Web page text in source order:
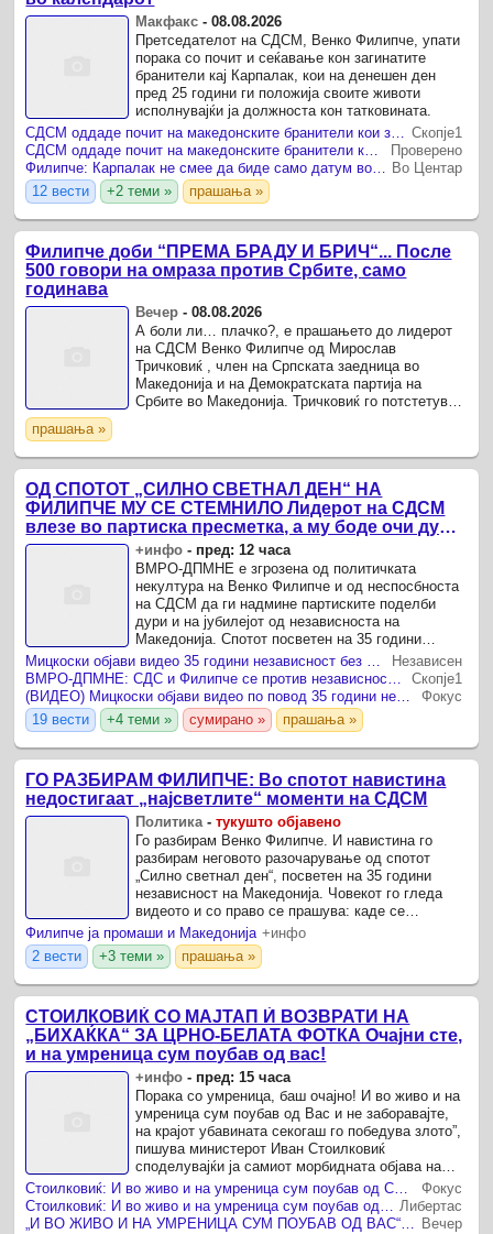
Макфакс -08.08.2026
Претседателот на СДСМ, Венко Филипче, упати
порака со почит и сеќавање кон загинатите
бранители кај Карпалак, кои на денешен ден
пред 25 години ги положија своите животи
исполнувајќи ја должноста кон татковината.
Скопје1
Проверено
Во Центар
12 вести
+2 теми » прашања »
Филипче доби “ПРЕМА БРАДУ И БРИЧ“... После
500 говори на омраза против Србите, само
годинава
Вечер -08.08.2026
А боли ли… плачко?, е прашањето до лидерот
на СДСМ Венко Филипче од Мирослав
Тричковиќ , член на Српската заедница во
Македонија и на Демократската партија на
Србите во Македонија. Тричковиќ го потстетува
прашања »
ОД СПОТОТ „СИЛНО СВЕТНАЛ ДЕН“ НА
ФИЛИПЧЕ МУ СЕ СТЕМНИЛО Лидерот на СДСМ
влезе во партиска пресметка, а му боде очи дури
и Киро Глигоров во спотот
+инфо - пред: 12 часа
ВМРО-ДПМНЕ е згрозена од политичката
некултура на Венко Филипче и од неспосбноста
на СДСМ да ги надмине партиските поделби
дури и на јубилејот од независноста на
Македонија. Спотот посветен на 35 години
независност на Македонија, во кој нема партиски
симболи, партиски пораки или ...
Независен
Скопје1
Фокус
19 вести
+4 теми » сумирано » прашања »
ГО РАЗБИРАМ ФИЛИПЧЕ: Во спотот навистина
недостигаат „најсветлите“ моменти на СДСМ
Политика-тукушто објавено
Го разбирам Венко Филипче. И навистина го
разбирам неговото разочарување од спотот
„Силно светнал ден“, посветен на 35 години
независност на Македонија. Човекот го гледа
видеото и со право се прашува: каде се
клучните моменти од „државотворната политика“
на СДСМ? Каде е ...
Филипче ја промаши и Македонија +инфо
2 вести
+3 теми » прашања »
СТОИЛКОВИЌ СО МАЈТАП Ѝ ВОЗВРАТИ НА
„БИХАЌКА“ ЗА ЦРНО-БЕЛАТА ФОТКА Очајни сте,
и на умреница сум поубав од вас!
+инфо - пред: 15 часа
Порака со умреница, баш очајно! И во живо и на
умреница сум поубав од Вас и не заборавајте,
на крајот убавината секогаш го победува злото”,
пишува министерот Иван Стоилковиќ
споделувајќи ја самиот морбидната објава на
Бихаќка за министерот кој е прикажан како во
умреница.
Стоилковиќ: И во живо и на умреница сум поубав од СДСМ
Фокус
Стоилковиќ: И во живо и на умреница сум поубав од СДСМ Либертас
„И ВО ЖИВО И НА УМРЕНИЦА СУМ ПОУБАВ ОД ВАС“- Стоилковиќ жестоко одговори на „умреницата“ што ја објави СДСМ Вечер